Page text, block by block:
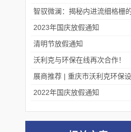
2023年国庆放假通知
清明节放假通知
沃利克与环保在线再次合作！
2022年国庆放假通知